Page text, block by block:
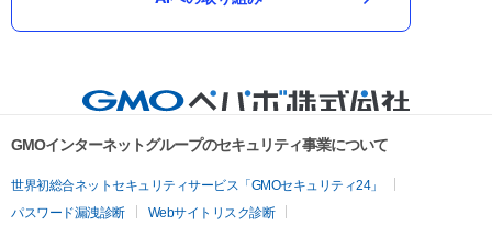
GMOインターネットグループのセキュリティ事業について
世界初総合ネットセキュリティサービス「GMOセキュリティ24」
パスワード漏洩診断
Webサイトリスク診断